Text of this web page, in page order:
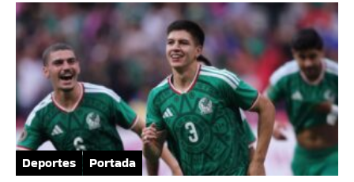
Deportes Portada